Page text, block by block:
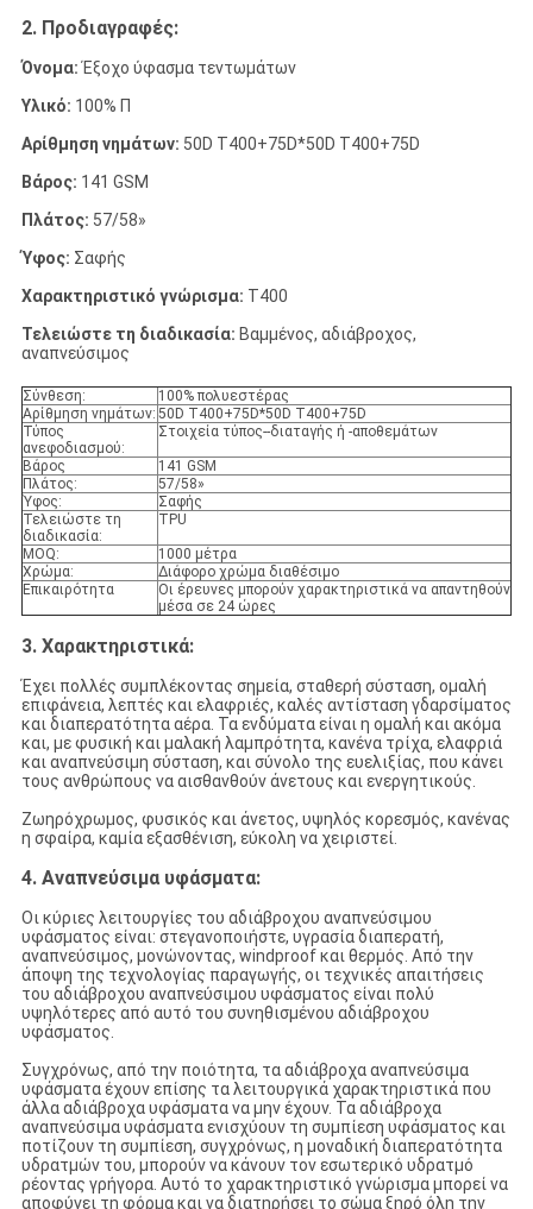
2. Προδιαγραφές:
Όνομα:Έξοχο ύφασμα τεντωμάτων
Υλικό: 100% Π
Αρίθμηση νημάτων: 50D T400+75D*50D T400+75D
Βάρος: 141 GSM
Πλάτος: 57/58»
Ύφος: Σαφής
Χαρακτηριστικό γνώρισμα: T400
Τελειώστε τη διαδικασία: Βαμμένος, αδιάβροχος,
αναπνεύσιμος
Σύνθεση:
100% πολυεστέρας
Αρίθμηση νημάτων: 50D T400+75D*50D T400+75D
Τύπος
ανεφοδιασμού:
Στοιχεία τύπος--διαταγής ή -αποθεμάτων
Βάρος
141 GSM
Πλάτος:
57/58»
Ύφος:
Σαφής
Τελειώστε τη
διαδικασία:
TPU
MOQ:
1000 μέτρα
Χρώμα:
Διάφορο χρώμα διαθέσιμο
Επικαιρότητα
Οι έρευνες μπορούν χαρακτηριστικά να απαντηθούν
μέσα σε 24 ώρες
3. Χαρακτηριστικά:
Έχει πολλές συμπλέκοντας σημεία, σταθερή σύσταση, ομαλή
επιφάνεια, λεπτές και ελαφριές, καλές αντίσταση γδαρσίματος
και διαπερατότητα αέρα. Τα ενδύματα είναι η ομαλή και ακόμα
και, με φυσική και μαλακή λαμπρότητα, κανένα τρίχα, ελαφριά
και αναπνεύσιμη σύσταση, και σύνολο της ευελιξίας, που κάνει
τους ανθρώπους να αισθανθούν άνετους και ενεργητικούς.
Ζωηρόχρωμος, φυσικός και άνετος, υψηλός κορεσμός, κανένας
η σφαίρα, καμία εξασθένιση, εύκολη να χειριστεί.
4. Αναπνεύσιμα υφάσματα:
Οι κύριες λειτουργίες του αδιάβροχου αναπνεύσιμου
υφάσματος είναι: στεγανοποιήστε, υγρασία διαπερατή,
αναπνεύσιμος, μονώνοντας, windproof και θερμός. Από την
άποψη της τεχνολογίας παραγωγής, οι τεχνικές απαιτήσεις
του αδιάβροχου αναπνεύσιμου υφάσματος είναι πολύ
υψηλότερες από αυτό του συνηθισμένου αδιάβροχου
υφάσματος.
Συγχρόνως, από την ποιότητα, τα αδιάβροχα αναπνεύσιμα
υφάσματα έχουν επίσης τα λειτουργικά χαρακτηριστικά που
άλλα αδιάβροχα υφάσματα να μην έχουν. Τα αδιάβροχα
αναπνεύσιμα υφάσματα ενισχύουν τη συμπίεση υφάσματος και
ποτίζουν τη συμπίεση, συγχρόνως, η μοναδική διαπερατότητα
υδρατμών του, μπορούν να κάνουν τον εσωτερικό υδρατμό
ρέοντας γρήγορα. Αυτό το χαρακτηριστικό γνώρισμα μπορεί να
αποφύγει τη φόρμα και να διατηρήσει το σώμα ξηρό όλη την